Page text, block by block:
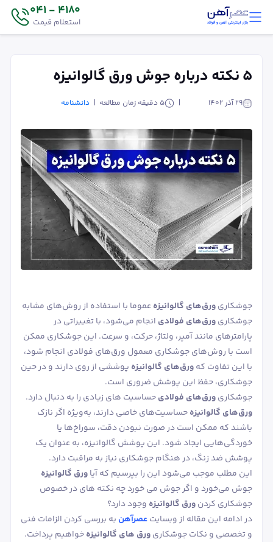
4180 - 041
استعلام قیمت
۵ نکته درباره جوش ورق گالوانیزه
۲۹ آذر ۱۴۰۲ 5 دقیقه زمان مطالعه دانشنامه
جوشکاریورق‌های گالوانیزهعموما با استفاده از روش‌های مشابه
جوشکاریورق‌های فولادی انجام می‌شود، با تغییراتی در
پارامترهای مانند آمپر، ولتاژ، حرکت، و سرعت. این جوشکاری ممکن
است با روش‌های جوشکاری معمول ورق‌های فولادی انجام شود،
با این تفاوت کهورق‌های گالوانیزه پوششی از روی دارند و در حین
جوشکاری، حفظ این پوشش ضروری است.
جوشکاریورق‌های فولادیحساسیت‌ های زیادی را به دنبال دارد.
ورق‌های گالوانیزهحساسیت‌های خاصی دارند، به‌ویژه اگر نازک
باشند که ممکن است در صورت نبودن دقت، سوراخ‌ها یا
خوردگی‌هایی ایجاد شود. این پوشش گالوانیزه، به عنوان یک
پوشش ضد زنگ، در هنگام جوشکاری نیاز به مراقبت دارد.
این مطلب موجب می‌شود این را بپرسیم که آیاورق گالوانیزه
جوش می‌خورد و اگر جوش می خورد چه نکته های در خصوص
جوشکاری کردنورق گالوانیزه وجود دارد؟
در ادامه این مقاله از وبسایتعصرآهن به بررسی کردن الزامات فنی
و تخصصی و نکات جوشکاریورق های گالوانیزهخواهیم پرداخت.